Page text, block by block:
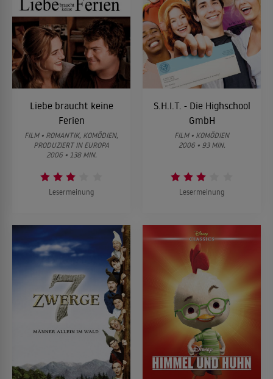
Liebe braucht keine
Ferien
FILM • ROMANTIK, KOMÖDIEN,
PRODUZIERT IN EUROPA
2006 • 138 MIN.
Lesermeinung
S.H.I.T. - Die Highschool
GmbH
FILM • KOMÖDIEN
2006 • 93 MIN.
Lesermeinung